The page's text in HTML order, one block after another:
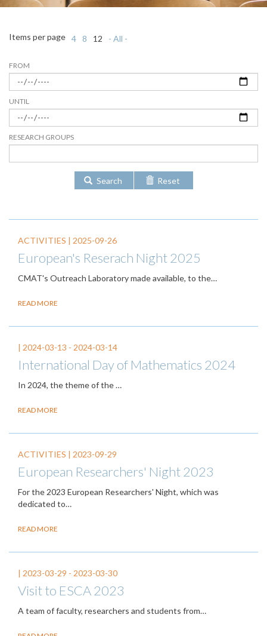
FROM
UNTIL
RESEARCH GROUPS
Items per page 4 8 12 - All -
Search Reset
ACTIVITIES | 2025-09-26
European's Reserach Night 2025
CMAT's Outreach Laboratory made available, to the…
READ MORE
| 2024-03-13 - 2024-03-14
International Day of Mathematics 2024
In 2024, the theme of the…
READ MORE
ACTIVITIES | 2023-09-29
European Researchers' Night 2023
For the 2023 European Researchers' Night, which was
dedicated to…
READ MORE
| 2023-03-29 - 2023-03-30
Visit to ESCA 2023
A team of faculty, researchers and students from…